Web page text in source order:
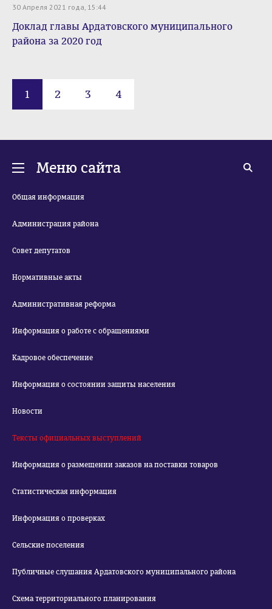
30 Апреля 2021 года, 15:44
Доклад главы Ардатовского муниципального
района за 2020 год
1 2 3 4
Меню сайта
Общая информация
Администрация района
Совет депутатов
Нормативные акты
Административная реформа
Информация о работе с обращениями
Кадровое обеспечение
Информация о состоянии защиты населения
Новости
Тексты официальных выступлений
Информация о размещении заказов на поставки товаров
Статистическая информация
Информация о проверках
Сельские поселения
Публичные слушания Ардатовского муниципального района
Схема территориального планирования